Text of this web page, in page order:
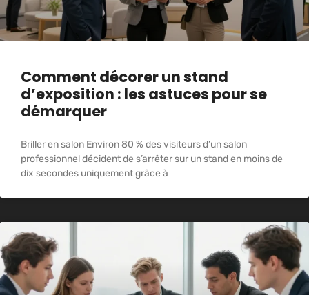
Comment décorer un stand
d’exposition : les astuces pour se
démarquer
Briller en salon Environ 80 % des visiteurs d’un salon
professionnel décident de s’arrêter sur un stand en moins de
dix secondes uniquement grâce à